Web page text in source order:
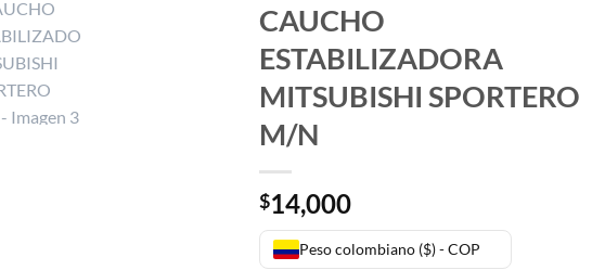
CAUCHO
ESTABILIZADORA
MITSUBISHI SPORTERO
M/N
$14,000
Peso colombiano ($) - COP